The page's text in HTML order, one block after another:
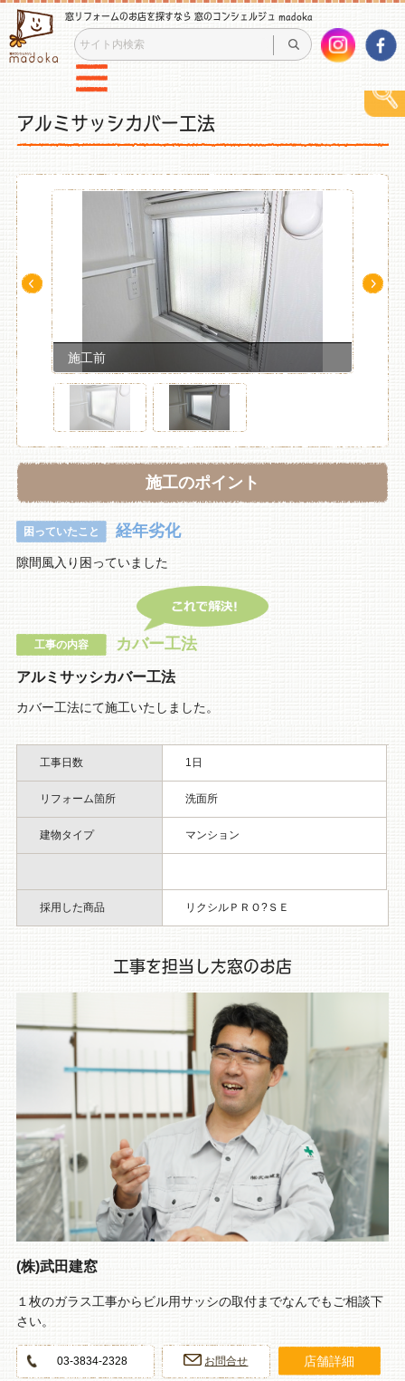
窓リフォームのお店を探すなら 窓のコンシェルジュ madoka
アルミサッシカバー工法
施工前
施工のポイント
困っていたこと 経年劣化
隙間風入り困っていました
工事の内容 カバー工法
アルミサッシカバー工法
カバー工法にて施工いたしました。
工事日数 1日
リフォーム箇所 洗面所
建物タイプ マンション
採用した商品 リクシルＰＲＯ?ＳＥ
工事を担当した窓のお店
(株)武田建窓
１枚のガラス工事からビル用サッシの取付までなんでもご相談下
さい。
03-3834-2328 お問合せ 店舗詳細